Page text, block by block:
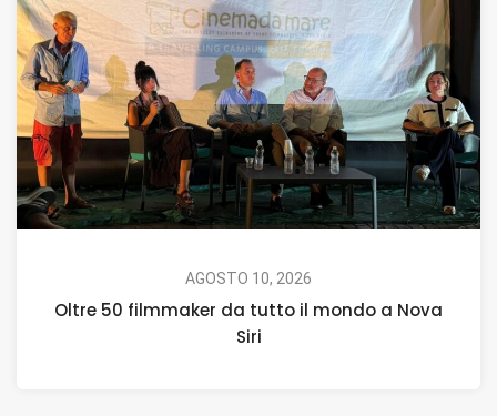
AGOSTO 10, 2026
Oltre 50 filmmaker da tutto il mondo a Nova
Siri